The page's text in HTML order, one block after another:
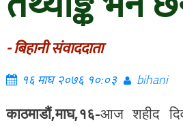
- बिहानी संवाददाता
१६ माघ २०७६ १०:०३ bihani
काठमाडौं,माघ,१६-आज शहीद